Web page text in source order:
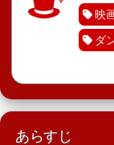
映
ダ
あらすじ